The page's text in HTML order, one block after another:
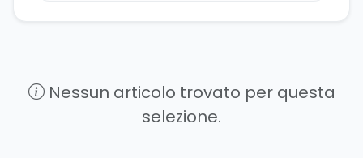
Nessun articolo trovato per questa
selezione.